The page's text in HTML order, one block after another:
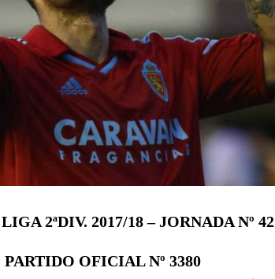
2ªDIV. 2017/18 – JORNADA Nº 42
PARTIDO OFICIAL Nº 3380